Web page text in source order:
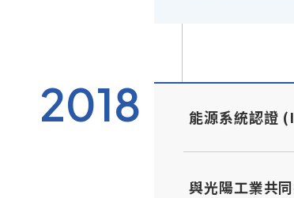
2018 能源系統認證
與光陽工業共